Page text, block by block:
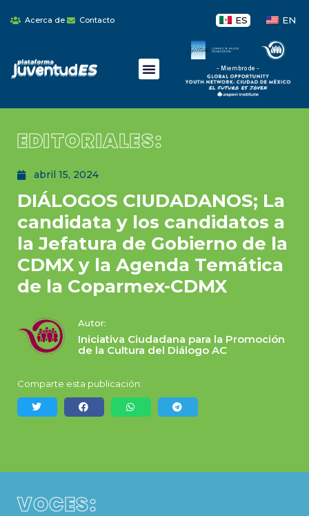
Acerca de Contacto ES EN
- Miembro de -
EDITORIALES:
abril 15, 2024
DIÁLOGOS CIUDADANOS; La
candidata y los candidatos a
la Jefatura de Gobierno de la
CDMX y la Agenda Temática
de la Coparmex-CDMX
Autor:
Iniciativa Ciudadana para la Promoción
de la Cultura del Diálogo AC
Comparte esta publicación:
VOCES: